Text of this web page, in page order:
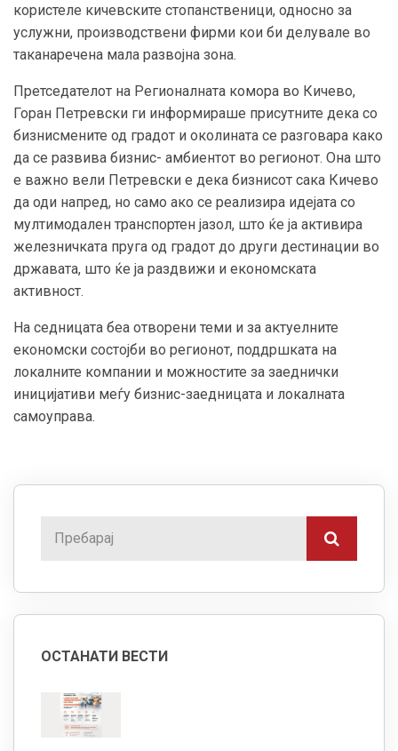
користеле кичевските стопанственици, односно за
услужни, производствени фирми кои би делувале во
таканаречена мала развојна зона.
Претседателот на Регионалната комора во Кичево,
Горан Петревски ги информираше присутните дека со
бизнисмените од градот и околината се разговара како
да се развива бизнис- амбиентот во регионот. Она што
е важно вели Петревски е дека бизнисот сака Кичево
да оди напред, но само ако се реализира идејата со
мултимодален транспортен јазол, што ќе ја активира
железничката пруга од градот до други дестинации во
државата, што ќе ја раздвижи и економската
активност.
На седницата беа отворени теми и за актуелните
економски состојби во регионот, поддршката на
локалните компании и можностите за заеднички
иницијативи меѓу бизнис-заедницата и локалната
самоуправа.
ОСТАНАТИ ВЕСТИ